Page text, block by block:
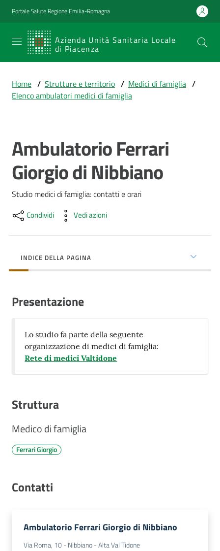
Vai al contenuto
Vai alla navigazione
Vai al footer
Portale Salute Regione Emilia-Romagna
Azienda Unità Sanitaria Locale
di Piacenza
SERVIZIO
SANITARIO
Emilia-
Romagna
Prestazioni
e
percorsi
di
cura
Come
territorio
a
Costruiamo
Novità
Home / Strutture e territorio / Medici di famiglia /
Elenco ambulatori medici di famiglia
Salta al contenuto
Ambulatorio Ferrari
Giorgio di Nibbiano
Studio medici di famiglia: contatti e orari
Condividi Vedi azioni
INDICE DELLA PAGINA
Presentazione
Lo studio fa parte della seguente
organizzazione di medici di famiglia:
Rete di medici Valtidone
Struttura
Medico di famiglia
Ferrari Giorgio
Contatti
Ambulatorio Ferrari Giorgio di Nibbiano
Via Roma, 10 - Nibbiano - Alta Val Tidone